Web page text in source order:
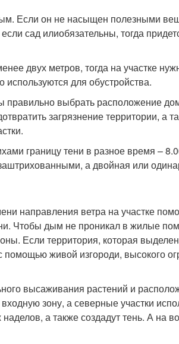
Если он не насыщен полезными
сад илиобязательны, тогда
двух метров, тогда на участке
для обустройства.
правильно выбрать расположение
загрязнение территории, а
границу тени в разное время –
а двойная или
направления ветра на участке
Чтобы дым не проникал в жилые
Если территория, которая
помощью живой изгороди, высокого
высаживания растений и
зону, а северные участки
а также создадут тень. А на